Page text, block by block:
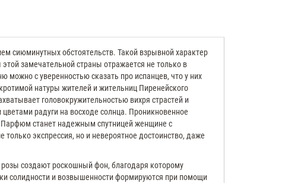
сиюминутных обстоятельств. Такой взрывной характер
замечательной страны отражается не только в
с уверенностью сказать про испанцев, что у них
натуры жителей и жительниц Пиренейского
головокружительностью вихря страстей и
радуги на восходе солнца. Проникновенное
Парфюм станет надежным спутницей женщине с
экспрессия, но и невероятное достоинство, даже
создают роскошный фон, благодаря которому
солидности и возвышенности формируются при помощи